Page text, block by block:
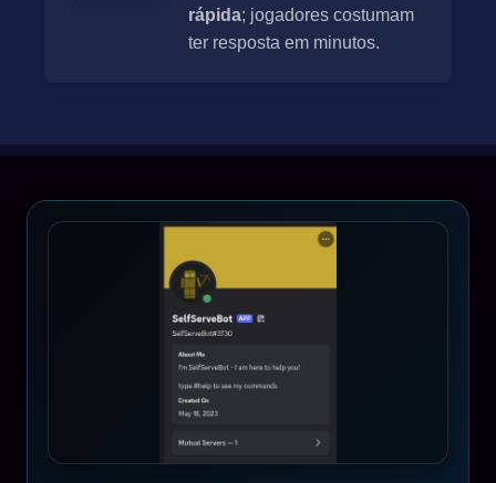
rápida; jogadores costumam
ter resposta em minutos.